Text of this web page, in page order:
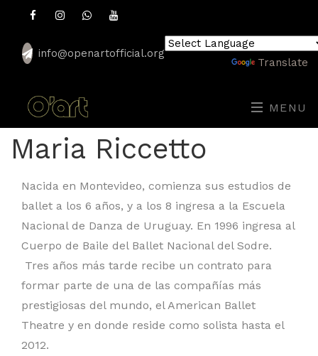
info@openartofficial.org
Translate
MENU
Maria Riccetto
Nacida en Montevideo, comienza sus estudios de
ballet a los 6 años, y a los 8 ingresa a la Escuela
Nacional de Danza de Uruguay. En 1996 ingresa al
Cuerpo de Baile del Ballet Nacional del Sodre.
Tres años más tarde recibe un contrato para
formar parte de una de las compañías más
prestigiosas del mundo, el American Ballet
Theatre y en donde reside como solista hasta el
2012.